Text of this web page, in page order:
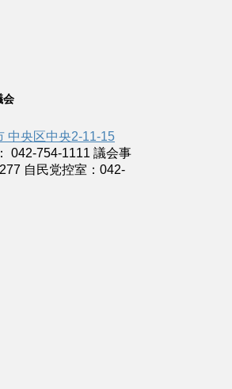
会
中央区中央2-11-15
042-754-1111 議会事
自民党控室：042-